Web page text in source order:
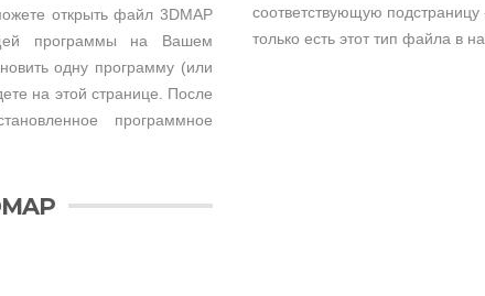
открыть файл 3DMAP
программы на Вашем
одну программу (или
на этой странице. После
программное
соответствующую подстраницу
только есть этот тип файла в